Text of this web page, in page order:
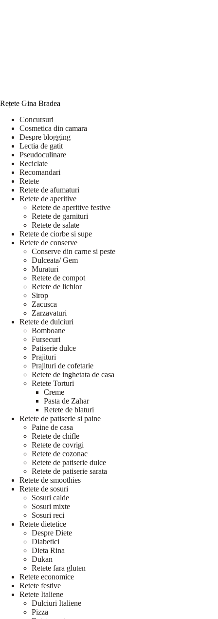
Rețete Gina Bradea
Concursuri
Cosmetica din camara
Despre blogging
Lectia de gatit
Pseudoculinare
Reciclate
Recomandari
Retete
Retete de afumaturi
Retete de aperitive
Retete de aperitive festive
Retete de garnituri
Retete de salate
Retete de ciorbe si supe
Retete de conserve
Conserve din carne si peste
Dulceata/ Gem
Muraturi
Retete de compot
Retete de lichior
Sirop
Zacusca
Zarzavaturi
Retete de dulciuri
Bomboane
Fursecuri
Patiserie dulce
Prajituri
Prajituri de cofetarie
Retete de inghetata de casa
Retete Torturi
Creme
Pasta de Zahar
Retete de blaturi
Retete de patiserie si paine
Paine de casa
Retete de chifle
Retete de covrigi
Retete de cozonac
Retete de patiserie dulce
Retete de patiserie sarata
Retete de smoothies
Retete de sosuri
Sosuri calde
Sosuri mixte
Sosuri reci
Retete dietetice
Despre Diete
Diabetici
Dieta Rina
Dukan
Retete fara gluten
Retete economice
Retete festive
Retete Italiene
Dulciuri Italiene
Pizza